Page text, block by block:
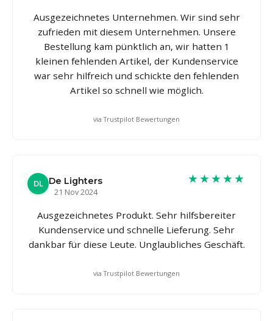
Ausgezeichnetes Unternehmen. Wir sind sehr
zufrieden mit diesem Unternehmen. Unsere
Bestellung kam pünktlich an, wir hatten 1
kleinen fehlenden Artikel, der Kundenservice
war sehr hilfreich und schickte den fehlenden
Artikel so schnell wie möglich.
via Trustpilot Bewertungen
DL De Lighters
21 Nov 2024
★★★★★
Ausgezeichnetes Produkt. Sehr hilfsbereiter
Kundenservice und schnelle Lieferung. Sehr
dankbar für diese Leute. Unglaubliches Geschäft.
via Trustpilot Bewertungen